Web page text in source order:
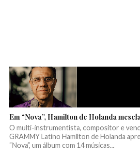
Em “Nova”, Hamilton de Holanda
O multi-instrumentista, compositor e
GRAMMY Latino Hamilton de Holanda
“Nova”, um álbum com 14 músicas...